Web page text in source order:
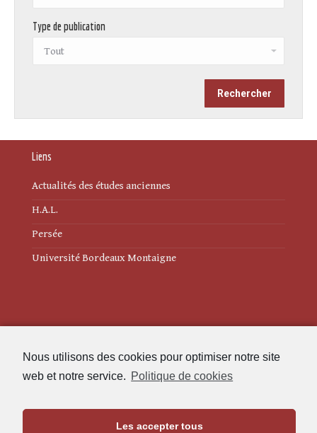
Nous utilisons des cookies pour optimiser notre site
web et notre service. Politique de cookies
Les accepter tous
Type de publication
Liens
Actualités des études anciennes
H.A.L.
Persée
Université Bordeaux Montaigne
Politique de cookies (UE)